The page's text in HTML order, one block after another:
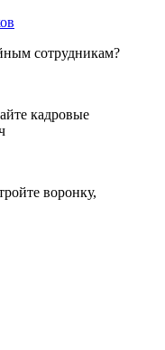
сотрудникам?
кадровые
воронку,